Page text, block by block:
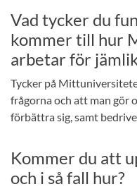
Vad tycker du
kommer till hur
arbetar för
Tycker på
frågorna och att man gör
förbättra sig, samt
Kommer du att
och i så fall hur?